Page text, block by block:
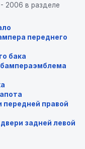
- 2006 в разделе
переднего
бака
эмблема
передней правой
задней левой